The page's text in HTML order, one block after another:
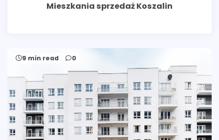
Mieszkania sprzedaż Koszalin
9 min read 0